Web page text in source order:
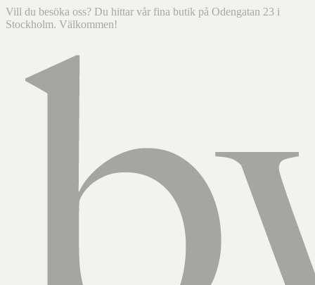
Vill du besöka oss? Du hittar vår fina butik på Odengatan 23 i
Stockholm. Välkommen!